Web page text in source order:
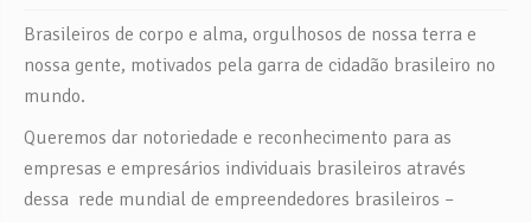
Brasileiros de corpo e alma, orgulhosos de nossa terra e
nossa gente, motivados pela garra de cidadão brasileiro no
mundo.
Queremos dar notoriedade e reconhecimento para as
empresas e empresários individuais brasileiros através
dessa rede mundial de empreendedores brasileiros –